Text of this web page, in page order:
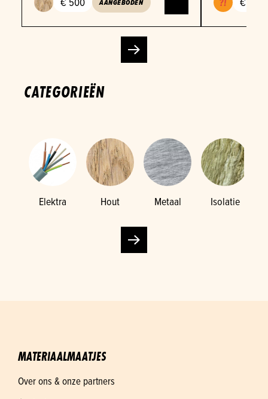
AANGEBODEN
CATEGORIEËN
Elektra Hout Metaal Isolatie
MATERIAALMAATJES
Over ons & onze partners